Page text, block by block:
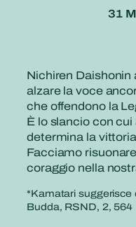
31
Nichiren Daishonin
alzare la voce
che offendono la
È lo slancio con
determina la
Facciamo
coraggio nella
*Kamatari suggerisce
Budda, RSND, 2, 564